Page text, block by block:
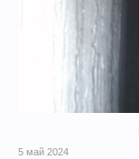
5 май 2024